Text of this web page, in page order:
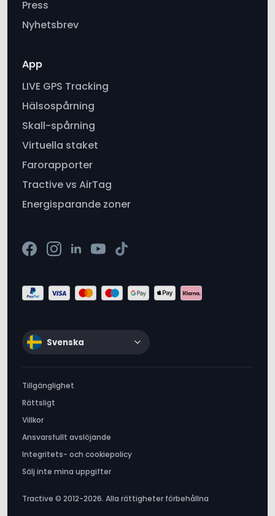
App
Hälsospårning
Skall-spårning
Virtuella staket
Farorapporter
Tractive vs AirTag
Energisparande zoner
Svenska
Tillgänglighet
Tractive © 2012-2026. Alla rättigheter förbehållna